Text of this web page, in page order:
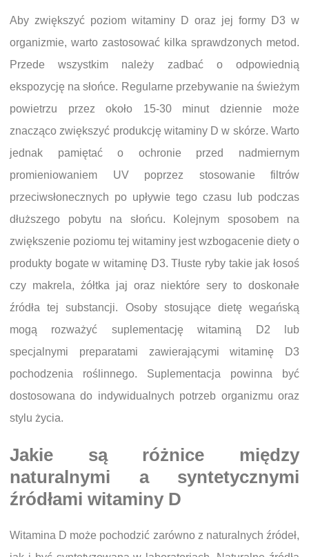
Aby zwiększyć poziom witaminy D oraz jej formy D3 w
organizmie, warto zastosować kilka sprawdzonych metod.
Przede wszystkim należy zadbać o odpowiednią
ekspozycję na słońce. Regularne przebywanie na świeżym
powietrzu przez około 15-30 minut dziennie może
znacząco zwiększyć produkcję witaminy D w skórze. Warto
jednak pamiętać o ochronie przed nadmiernym
promieniowaniem UV poprzez stosowanie filtrów
przeciwsłonecznych po upływie tego czasu lub podczas
dłuższego pobytu na słońcu. Kolejnym sposobem na
zwiększenie poziomu tej witaminy jest wzbogacenie diety o
produkty bogate w witaminę D3. Tłuste ryby takie jak łosoś
czy makrela, żółtka jaj oraz niektóre sery to doskonałe
źródła tej substancji. Osoby stosujące dietę wegańską
mogą rozważyć suplementację witaminą D2 lub
specjalnymi preparatami zawierającymi witaminę D3
pochodzenia roślinnego. Suplementacja powinna być
dostosowana do indywidualnych potrzeb organizmu oraz
stylu życia.
Jakie są różnice między
naturalnymi a syntetycznymi
źródłami witaminy D
Witamina D może pochodzić zarówno z naturalnych źródeł,